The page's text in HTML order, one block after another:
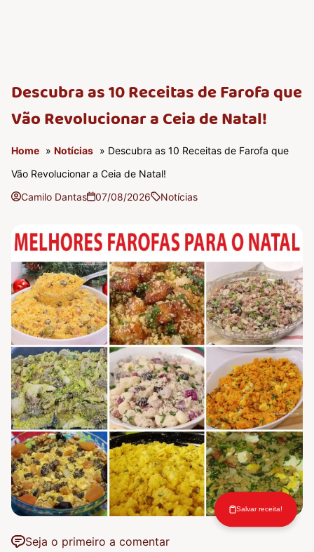
Descubra as 10 Receitas de Farofa que
Vão Revolucionar a Ceia de Natal!
Home » Notícias » Descubra as 10 Receitas de Farofa que
Vão Revolucionar a Ceia de Natal!
Camilo Dantas
07/08/2026 Notícias
Seja o primeiro a comentar
Salvar receita!